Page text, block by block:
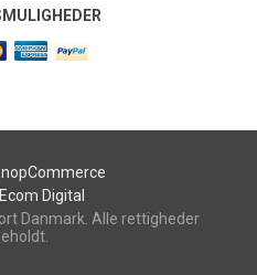
nopCommerce
Ecom Digital
Danmark. Alle rettigheder